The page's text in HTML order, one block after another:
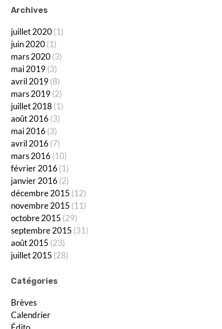
Archives
juillet 2020(1)
juin 2020(1)
mars 2020(3)
mai 2019(3)
avril 2019(8)
mars 2019(2)
juillet 2018 (1)
août 2016(3)
mai 2016(3)
avril 2016(7)
mars 2016(10)
février 2016(1)
janvier 2016(2)
décembre 2015 (12)
novembre 2015 (11)
octobre 2015 (29)
septembre 2015 (31)
août 2015 (23)
juillet 2015 (28)
Catégories
Brèves
Calendrier